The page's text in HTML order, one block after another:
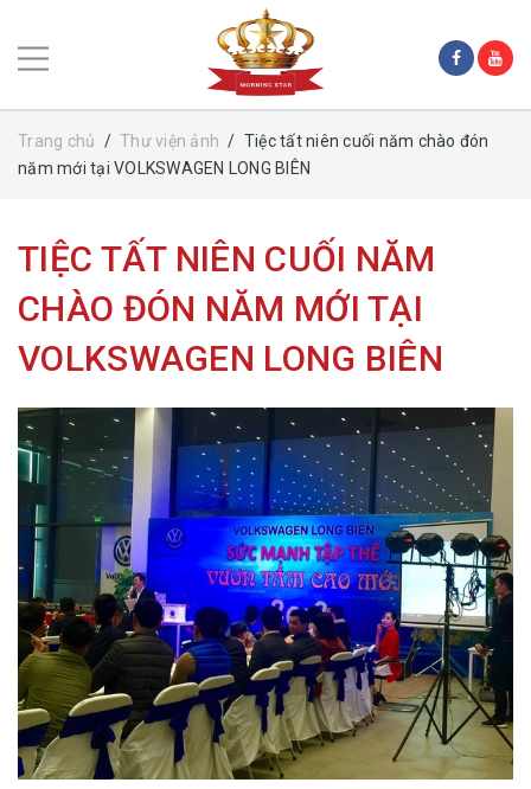
Trang chủ / Thư viện ảnh / Tiệc tất niên cuối năm chào đón
năm mới tại VOLKSWAGEN LONG BIÊN
TIỆC TẤT NIÊN CUỐI NĂM
CHÀO ĐÓN NĂM MỚI TẠI
VOLKSWAGEN LONG BIÊN